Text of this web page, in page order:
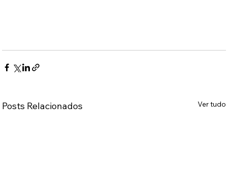
Posts Relacionados Ver tudo